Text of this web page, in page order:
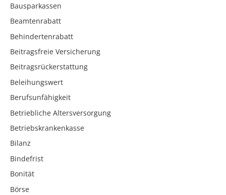
Bausparkassen
Beamtenrabatt
Behindertenrabatt
Beitragsfreie Versicherung
Beitragsrückerstattung
Beleihungswert
Berufsunfähigkeit
Betriebliche Altersversorgung
Betriebskrankenkasse
Bilanz
Bindefrist
Bonität
Börse